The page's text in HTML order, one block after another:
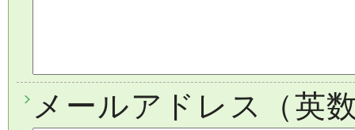
メールアドレス（英